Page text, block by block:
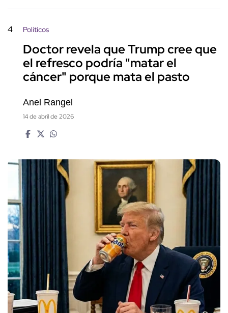
4 Políticos
Doctor revela que Trump cree que
el refresco podría "matar el
cáncer" porque mata el pasto
Anel Rangel
14 de abril de 2026